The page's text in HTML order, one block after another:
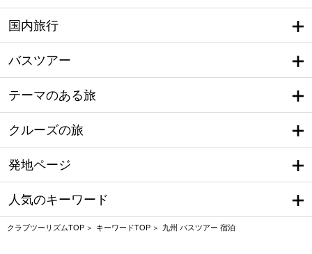
国内旅行
バスツアー
テーマのある旅
クルーズの旅
発地ページ
人気のキーワード
クラブツーリズムTOP キーワードTOP 九州 バスツアー 宿泊